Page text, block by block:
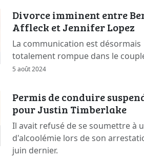
Divorce imminent entre
Affleck et Jennifer Lopez
La communication est désormais
totalement rompue dans le
5 août 2024
Permis de conduire
pour Justin Timberlake
Il avait refusé de se soumettre à
d'alcoolémie lors de son
juin dernier.